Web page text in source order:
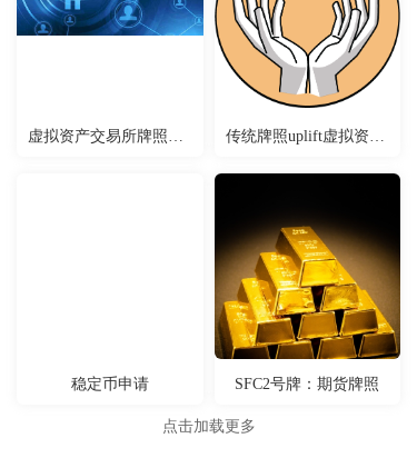
i
n
稳定币申请 SFC2号牌：期货牌照
点击加载更多